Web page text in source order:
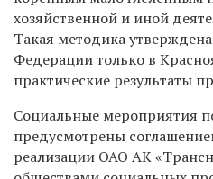
хозяйственной и иной
Такая методика
Федерации только в
практические результаты
Социальные мероприятия
предусмотрены
реализации ОАО АК